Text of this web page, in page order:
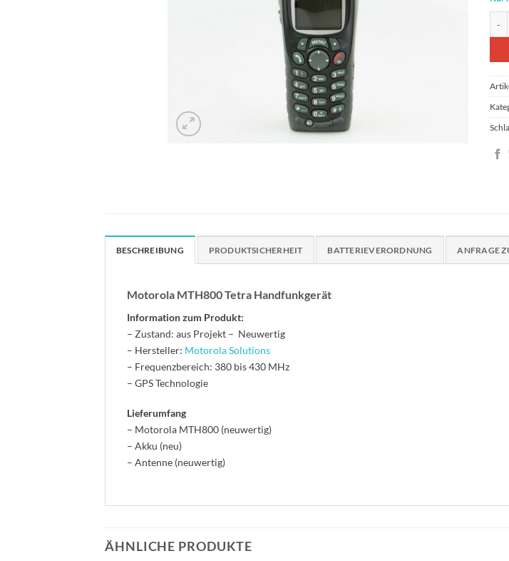
BESCHREIBUNG PRODUKTSICHERHEIT BATTERIEVERORDNUNG ANFRAGE
Motorola MTH800 Tetra Handfunkgerät
Information zum Produkt:
– Zustand: aus Projekt – Neuwertig
– Hersteller: Motorola Solutions
– Frequenzbereich: 380 bis 430 MHz
– GPS Technologie
Lieferumfang
– Motorola MTH800 (neuwertig)
– Akku (neu)
– Antenne (neuwertig)
ÄHNLICHE PRODUKTE